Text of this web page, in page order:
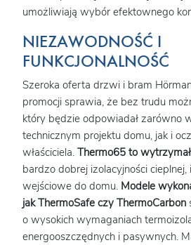
umożliwiają wybór efektownego
NIEZAWODNOŚĆ I
FUNKCJONALNOŚĆ
Szeroka oferta drzwi i bram
promocji sprawia, że bez trudu
który będzie odpowiadał zarówno
technicznym projektu domu, jak i
właściciela. Thermo65 to
bardzo dobrej izolacyjności
wejściowe do domu. Modele
jak ThermoSafe czy ThermoCarbon
o wysokich wymaganiach
energooszczędnych i pasywnych.